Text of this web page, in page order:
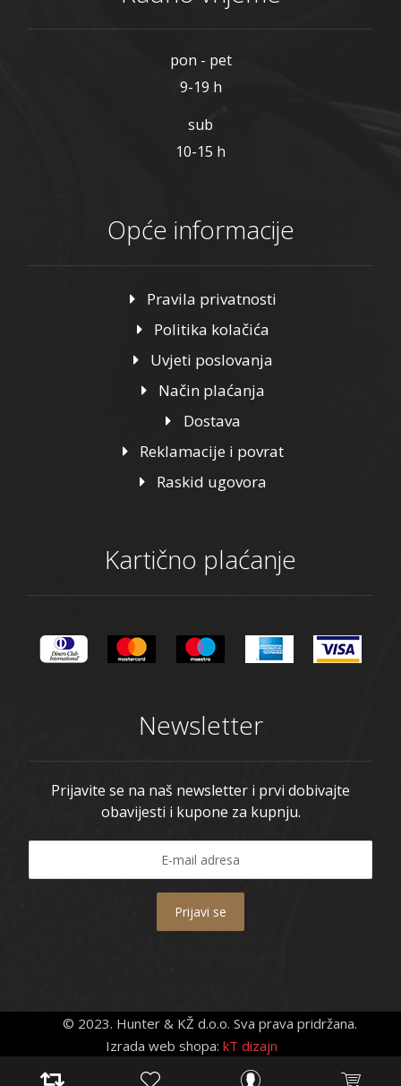
pon - pet
9-19 h
sub
10-15 h
Opće informacije
Pravila privatnosti
Politika kolačića
Uvjeti poslovanja
Način plaćanja
Dostava
Reklamacije i povrat
Raskid ugovora
Kartično plaćanje
Newsletter
Prijavite se na naš newsletter i prvi dobivajte
obavijesti i kupone za kupnju.
Prijavi se
© 2023. Hunter & KŽ d.o.o. Sva prava pridržana.
Izrada web shopa: kT dizajn